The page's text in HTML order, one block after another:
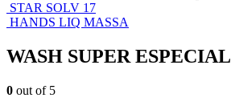
STAR SOLV 17
HANDS LIQ MASSA
WASH SUPER ESPECIAL
0 out of 5